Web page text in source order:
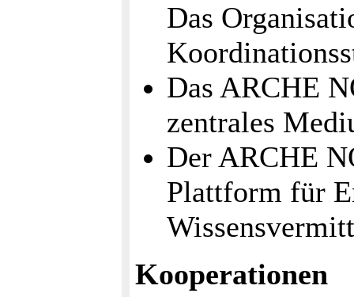
Das
Das ARCHE
zentrales
Der ARCHE
Plattform für
Kooperationen